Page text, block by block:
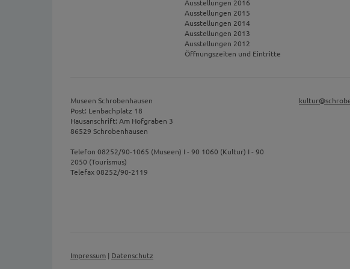
Ausstellungen 2016
Ausstellungen 2015
Ausstellungen 2014
Ausstellungen 2013
Ausstellungen 2012
Öffnungszeiten und Eintritte
Museen Schrobenhausen
Post: Lenbachplatz 18
Hausanschrift: Am Hofgraben 3
86529 Schrobenhausen
Telefon 08252/90-1065 (Museen) I - 90 1060 (Kultur) I - 90
2050 (Tourismus)
Telefax 08252/90-2119
Impressum | Datenschutz